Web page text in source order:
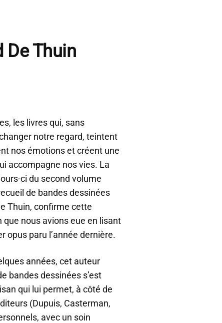
De Thuin
les livres qui, sans
notre regard, teintent
nos émotions et créent une
accompagne nos vies. La
ci du second volume
de bandes dessinées
Thuin, confirme cette
que nous avions eue en lisant
opus paru l’année dernière.
années, cet auteur
bandes dessinées s’est
qui lui permet, à côté de
(Dupuis, Casterman,
avec un soin